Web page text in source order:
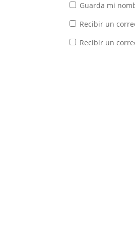
Guarda mi
Recibir un
Recibir un